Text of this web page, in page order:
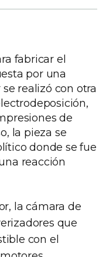
fabricar el
por una
realizó con otra
de
la pieza se
donde se fue
reacción
la cámara de
que
con el